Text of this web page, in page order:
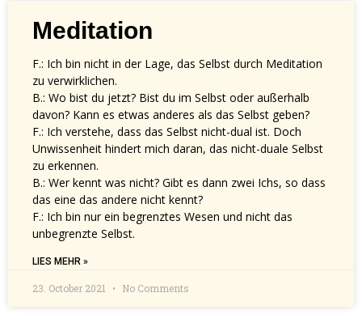
Meditation
F.: Ich bin nicht in der Lage, das Selbst durch Meditation
zu verwirklichen.
B.: Wo bist du jetzt? Bist du im Selbst oder außerhalb
davon? Kann es etwas anderes als das Selbst geben?
F.: Ich verstehe, dass das Selbst nicht-dual ist. Doch
Unwissenheit hindert mich daran, das nicht-duale Selbst
zu erkennen.
B.: Wer kennt was nicht? Gibt es dann zwei Ichs, so dass
das eine das andere nicht kennt?
F.: Ich bin nur ein begrenztes Wesen und nicht das
unbegrenzte Selbst.
LIES MEHR »
23. October 2021 No Comments